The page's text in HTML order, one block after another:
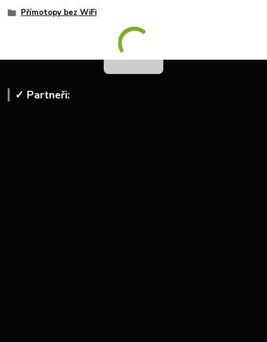
Přímotopy bez WiFi
✓ Partneři: